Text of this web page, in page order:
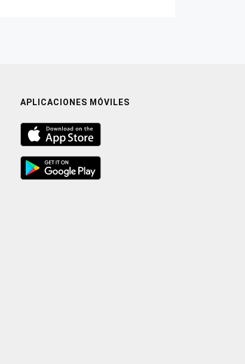
APLICACIONES MÓVILES